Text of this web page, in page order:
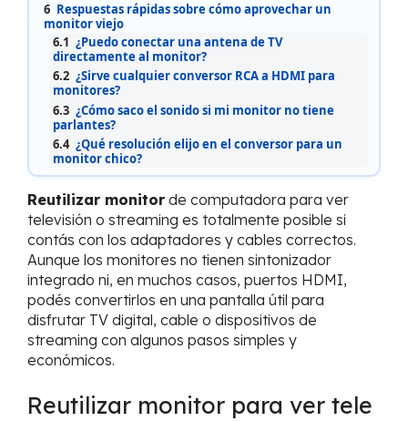
6 Respuestas rápidas sobre cómo aprovechar un
monitor viejo
6.1 ¿Puedo conectar una antena de TV
directamente al monitor?
6.2 ¿Sirve cualquier conversor RCA a HDMI para
monitores?
6.3 ¿Cómo saco el sonido si mi monitor no tiene
parlantes?
6.4 ¿Qué resolución elijo en el conversor para un
monitor chico?
Reutilizar monitor de computadora para ver
televisión o streaming es totalmente posible si
contás con los adaptadores y cables correctos.
Aunque los monitores no tienen sintonizador
integrado ni, en muchos casos, puertos HDMI,
podés convertirlos en una pantalla útil para
disfrutar TV digital, cable o dispositivos de
streaming con algunos pasos simples y
económicos.
Reutilizar monitor para ver tele